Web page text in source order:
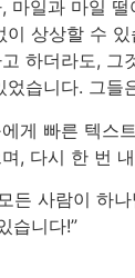
마일과 마일
이 상상할 수
하더라도, 그
었습니다. 그들
게 빠른 텍스
, 다시 한 번
든 사람이 하
습니다!”